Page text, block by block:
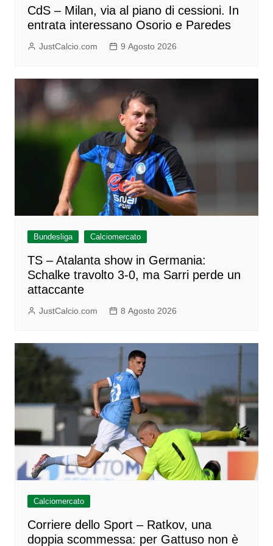
CdS – Milan, via al piano di cessioni. In
entrata interessano Osorio e Paredes
JustCalcio.com 9 Agosto 2026
Bundesliga Calciomercato
TS – Atalanta show in Germania:
Schalke travolto 3-0, ma Sarri perde un
attaccante
JustCalcio.com 8 Agosto 2026
Calciomercato
Corriere dello Sport – Ratkov, una
doppia scommessa: per Gattuso non è